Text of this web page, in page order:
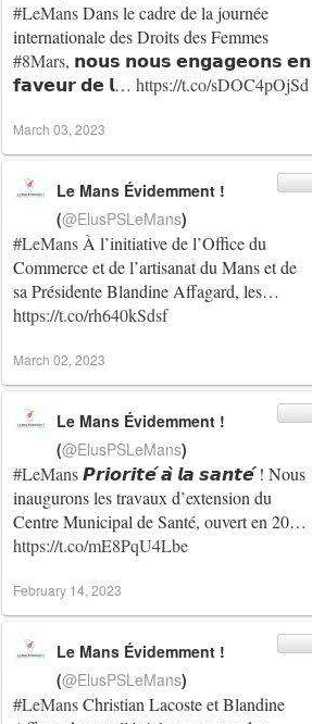
#LeMansDans le cadre de la journée
internationale des Droits des Femmes
#8Mars, 𝗻𝗼𝘂𝘀 𝗻𝗼𝘂𝘀 𝗲𝗻𝗴𝗮𝗴𝗲𝗼𝗻𝘀 𝗲𝗻
𝗳𝗮𝘃𝗲𝘂𝗿 𝗱𝗲 𝗹… https://t.co/sDOC4pOjSd
March 03, 2023
#LeMans À l’initiative de l’Office du
Commerce et de l’artisanat du Mans et de
sa Présidente Blandine Affagard, les…
https://t.co/rh640kSdsf
Le Mans Évidemment !
(@ElusPSLeMans)
March 02, 2023
#LeMans𝙋𝙧𝙞𝙤𝙧𝙞𝙩𝙚́ 𝙖̀ 𝙡𝙖 𝙨𝙖𝙣𝙩𝙚́ ! Nous
inaugurons les travaux d’extension du
Centre Municipal de Santé, ouvert en 20…
https://t.co/mE8PqU4Lbe
Le Mans Évidemment !
(@ElusPSLeMans)
February 14, 2023
#LeMansChristian Lacoste et Blandine
Le Mans Évidemment !
(@ElusPSLeMans)